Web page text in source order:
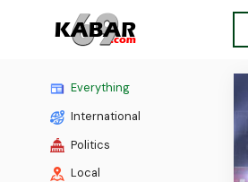
Everything
International
Politics
Local